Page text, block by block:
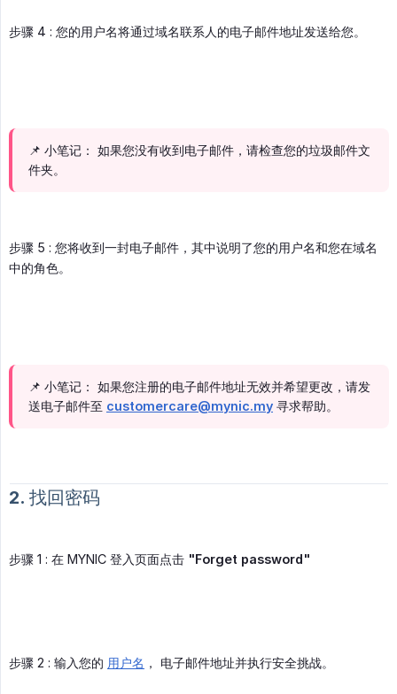
步骤 4 : 您的用户名将通过域名联系人的电子邮件地址发送给您。
📌 小笔记： 如果您没有收到电子邮件，请检查您的垃圾邮件文
件夹。
步骤 5 : 您将收到一封电子邮件，其中说明了您的用户名和您在域名
中的角色。
📌 小笔记： 如果您注册的电子邮件地址无效并希望更改，请发
送电子邮件至 customercare@mynic.my 寻求帮助。
2. 找回密码
步骤 1 : 在 MYNIC 登入页面点击 "Forget password"
步骤 2 : 输入您的 用户名 ， 电子邮件地址并执行安全挑战。